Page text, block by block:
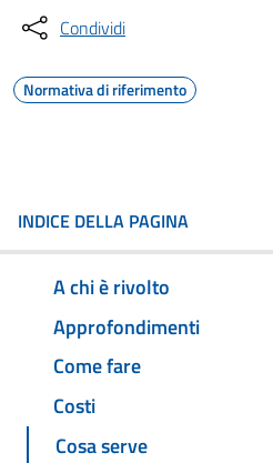
Condividi
Normativa di riferimento
INDICE DELLA PAGINA
A chi è rivolto
Approfondimenti
Come fare
Costi
Cosa serve